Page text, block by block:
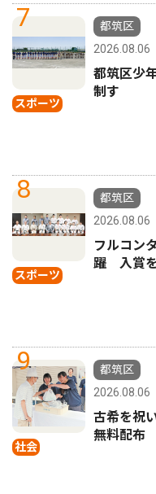
7
スポーツ
都筑区
2026.08.06
都筑区少
制す
8
スポーツ
都筑区
2026.08.06
フルコン
躍 入賞
9
社会
都筑区
2026.08.06
古希を祝
無料配布